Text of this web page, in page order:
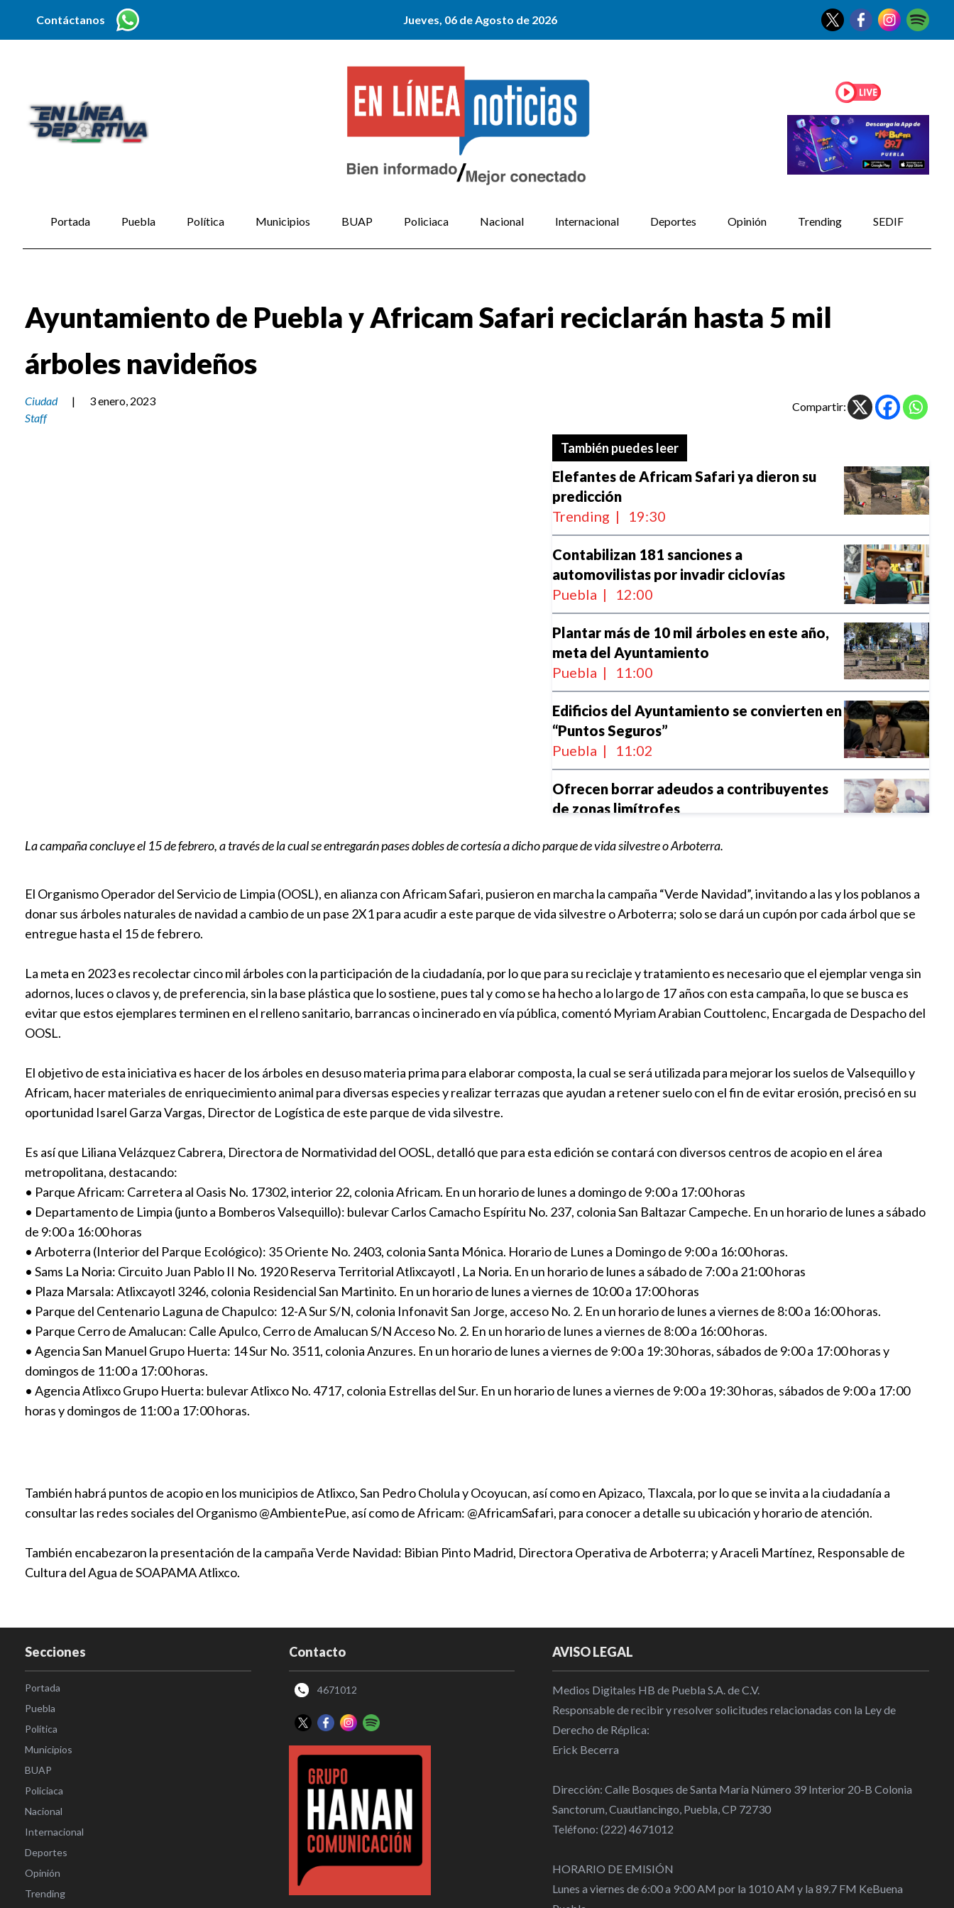
Contáctanos Jueves, 06 de Agosto de 2026
Portada Puebla Política Municipios BUAP Policiaca Nacional Internacional Deportes Opinión Trending SEDIF
Ayuntamiento de Puebla y Africam Safari reciclarán hasta 5 mil
árboles navideños
Ciudad |
3 enero, 2023
Staff
Compartir:
También puedes leer
Elefantes de Africam Safari ya dieron su
predicción
Trending | 19:30
Contabilizan 181 sanciones a
automovilistas por invadir ciclovías
Puebla | 12:00
Plantar más de 10 mil árboles en este año,
meta del Ayuntamiento
Puebla | 11:00
Edificios del Ayuntamiento se convierten en
“Puntos Seguros”
Puebla | 11:02
Ofrecen borrar adeudos a contribuyentes
de zonas limítrofes
“Expedición Artística: Donde el Arte Crece”
BUAP
11:15
en Cuautlancingo
Municipios | 08:18
Municipios | 19:42
Municipios | 12:30
Africam Safari arranca campaña de reciclaje
de árboles de Navidad
La campaña concluye el 15 de febrero, a través de la cual se entregarán pases dobles de cortesía a dicho parque de vida silvestre o Arboterra.
El Organismo Operador del Servicio de Limpia (OOSL), en alianza con Africam Safari, pusieron en marcha la campaña “Verde Navidad”, invitando a las y los poblanos a
donar sus árboles naturales de navidad a cambio de un pase 2X1 para acudir a este parque de vida silvestre o Arboterra; solo se dará un cupón por cada árbol que se
entregue hasta el 15 de febrero.
La meta en 2023 es recolectar cinco mil árboles con la participación de la ciudadanía, por lo que para su reciclaje y tratamiento es necesario que el ejemplar venga sin
adornos, luces o clavos y, de preferencia, sin la base plástica que lo sostiene, pues tal y como se ha hecho a lo largo de 17 años con esta campaña, lo que se busca es
evitar que estos ejemplares terminen en el relleno sanitario, barrancas o incinerado en vía pública, comentó Myriam Arabian Couttolenc, Encargada de Despacho del
OOSL.
El objetivo de esta iniciativa es hacer de los árboles en desuso materia prima para elaborar composta, la cual se será utilizada para mejorar los suelos de Valsequillo y
Africam, hacer materiales de enriquecimiento animal para diversas especies y realizar terrazas que ayudan a retener suelo con el fin de evitar erosión, precisó en su
oportunidad Isarel Garza Vargas, Director de Logística de este parque de vida silvestre.
Es así que Liliana Velázquez Cabrera, Directora de Normatividad del OOSL, detalló que para esta edición se contará con diversos centros de acopio en el área
metropolitana, destacando:
• Parque Africam: Carretera al Oasis No. 17302, interior 22, colonia Africam. En un horario de lunes a domingo de 9:00 a 17:00 horas
• Departamento de Limpia (junto a Bomberos Valsequillo): bulevar Carlos Camacho Espíritu No. 237, colonia San Baltazar Campeche. En un horario de lunes a sábado
de 9:00 a 16:00 horas
• Arboterra (Interior del Parque Ecológico): 35 Oriente No. 2403, colonia Santa Mónica. Horario de Lunes a Domingo de 9:00 a 16:00 horas.
• Sams La Noria: Circuito Juan Pablo II No. 1920 Reserva Territorial Atlixcayotl , La Noria. En un horario de lunes a sábado de 7:00 a 21:00 horas
• Plaza Marsala: Atlixcayotl 3246, colonia Residencial San Martinito. En un horario de lunes a viernes de 10:00 a 17:00 horas
• Parque del Centenario Laguna de Chapulco: 12-A Sur S/N, colonia Infonavit San Jorge, acceso No. 2. En un horario de lunes a viernes de 8:00 a 16:00 horas.
• Parque Cerro de Amalucan: Calle Apulco, Cerro de Amalucan S/N Acceso No. 2. En un horario de lunes a viernes de 8:00 a 16:00 horas.
• Agencia San Manuel Grupo Huerta: 14 Sur No. 3511, colonia Anzures. En un horario de lunes a viernes de 9:00 a 19:30 horas, sábados de 9:00 a 17:00 horas y
domingos de 11:00 a 17:00 horas.
• Agencia Atlixco Grupo Huerta: bulevar Atlixco No. 4717, colonia Estrellas del Sur. En un horario de lunes a viernes de 9:00 a 19:30 horas, sábados de 9:00 a 17:00
horas y domingos de 11:00 a 17:00 horas.
También habrá puntos de acopio en los municipios de Atlixco, San Pedro Cholula y Ocoyucan, así como en Apizaco, Tlaxcala, por lo que se invita a la ciudadanía a
consultar las redes sociales del Organismo @AmbientePue, así como de Africam: @AfricamSafari, para conocer a detalle su ubicación y horario de atención.
También encabezaron la presentación de la campaña Verde Navidad: Bibian Pinto Madrid, Directora Operativa de Arboterra; y Araceli Martínez, Responsable de
Cultura del Agua de SOAPAMA Atlixco.
Secciones
Portada
Puebla
Política
Municipios
BUAP
Policiaca
Nacional
Internacional
Deportes
Opinión
Trending
Contacto
4671012
AVISO LEGAL
Medios Digitales HB de Puebla S.A. de C.V.
Responsable de recibir y resolver solicitudes relacionadas con la Ley de
Derecho de Réplica:
Erick Becerra
Dirección: Calle Bosques de Santa María Número 39 Interior 20-B Colonia
Sanctorum, Cuautlancingo, Puebla, CP 72730
Teléfono: (222) 4671012
HORARIO DE EMISIÓN
Lunes a viernes de 6:00 a 9:00 AM por la 1010 AM y la 89.7 FM KeBuena